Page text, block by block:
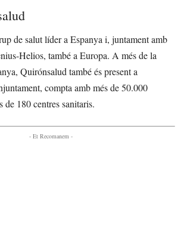
de salut líder a Espanya i, juntament amb
Helios, també a Europa. A més de la
Quirónsalud també és present a
compta amb més de 50.000
de 180 centres sanitaris.
- Et Recomanem -